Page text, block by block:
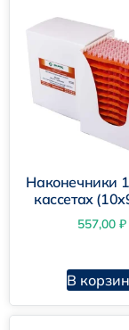
штативе
Наконечники
кассетах
557,00 ₽
В